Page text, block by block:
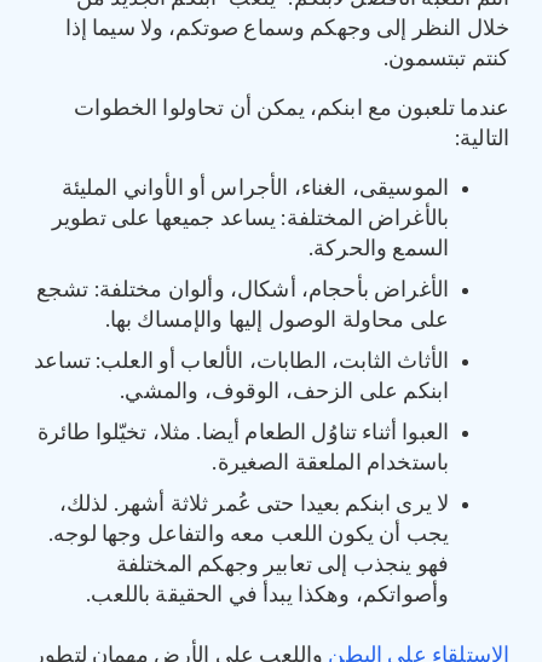
خلال النظر إلى وجهكم وسماع صوتكم، ولا سيما إذا
كنتم تبتسمون.
عندما تلعبون مع ابنكم، يمكن أن تحاولوا الخطوات
التالية:
الموسيقى، الغناء، الأجراس أو الأواني المليئة
بالأغراض المختلفة: يساعد جميعها على تطوير
السمع والحركة.
الأغراض بأحجام، أشكال، وألوان مختلفة: تشجع
على محاولة الوصول إليها والإمساك بها.
الأثاث الثابت، الطابات، الألعاب أو العلب: تساعد
ابنكم على الزحف، الوقوف، والمشي.
العبوا أثناء تناوُل الطعام أيضا. مثلا، تخيّلوا طائرة
باستخدام الملعقة الصغيرة.
لا يرى ابنكم بعيدا حتى عُمر ثلاثة أشهر. لذلك،
يجب أن يكون اللعب معه والتفاعل وجها لوجه.
فهو ينجذب إلى تعابير وجهكم المختلفة
وأصواتكم، وهكذا يبدأ في الحقيقة باللعب.
الاستلقاء على البطن واللعب على الأرض مهمان لتطور